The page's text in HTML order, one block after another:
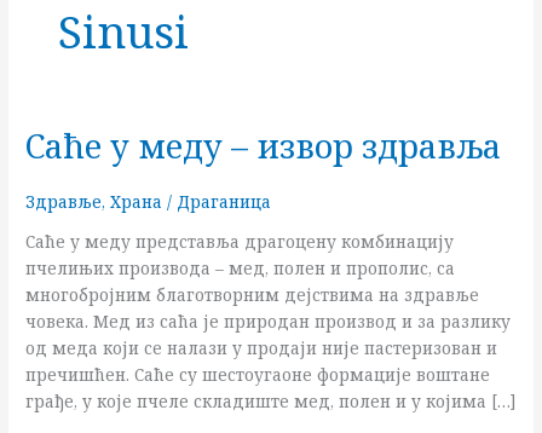
Sinusi
Саће у меду – извор здравља
Здравље,Храна / Драганица
Саће у меду представља драгоцену комбинацију
пчелињих производа – мед, полен и прополис, са
многобројним благотворним дејствима на здравље
човека. Мед из саћа је природан производ и за разлику
од меда који се налази у продаји није пастеризован и
пречишћен. Саће су шестоугаоне формације воштане
грађе, у које пчеле складиште мед, полен и у којима […]
Саће
у
–
извор
здравља